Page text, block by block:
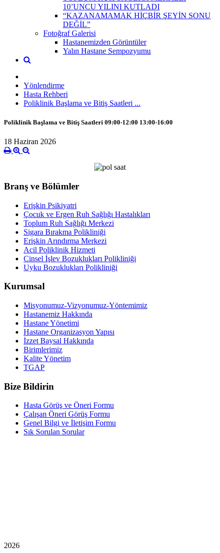
10’UNCU YILINI KUTLADI
“KAZANAMAMAK HİÇBİR ŞEYİN SONU
DEĞİL”
Fotoğraf Galerisi
Hastanemizden Görüntüler
Yalın Hastane Sempozyumu
Yönlendirme
Hasta Rehberi
Poliklinik Başlama ve Bitiş Saatleri ...
Poliklinik Başlama ve Bitiş Saatleri 09:00-12:00 13:00-16:00
18 Haziran 2026
Branş ve Bölümler
Erişkin Psikiyatri
Çocuk ve Ergen Ruh Sağlığı Hastalıkları
Toplum Ruh Sağlığı Merkezi
Sigara Bırakma Polikliniği
Erişkin Arındırma Merkezi
Acil Poliklinik Hizmeti
Cinsel İşlev Bozuklukları Polikliniği
Uyku Bozuklukları Polikliniği
Kurumsal
Misyonumuz-Vizyonumuz-Yöntemimiz
Hastanemiz Hakkında
Hastane Yönetimi
Hastane Organizasyon Yapısı
İzzet Baysal Hakkında
Birimlerimiz
Kalite Yönetim
TGAP
Bize Bildirin
Hasta Görüş ve Öneri Formu
Çalışan Öneri Görüş Formu
Genel Bilgi ve İletişim Formu
Sık Sorulan Sorular
2026